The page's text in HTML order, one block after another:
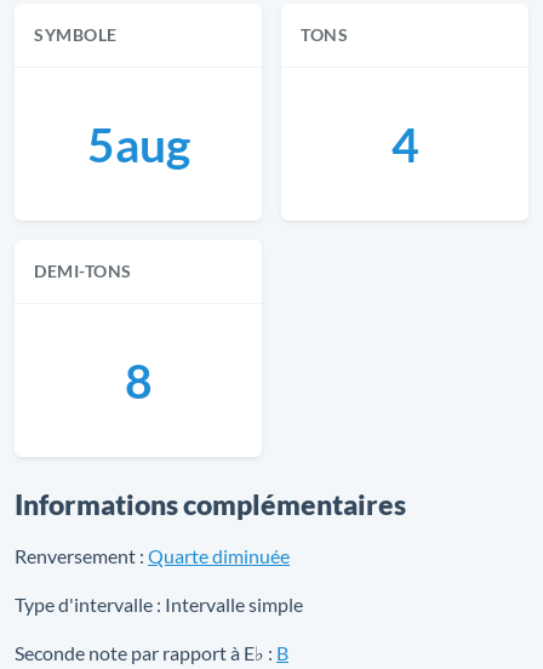
SYMBOLE
5aug
TONS
4
DEMI-TONS
8
Informations complémentaires
Renversement : Quarte diminuée
Type d'intervalle : Intervalle simple
Seconde note par rapport à E♭ : B